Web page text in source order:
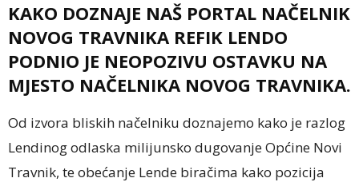
KAKO DOZNAJE NAŠ PORTAL NAČELNIK
NOVOG TRAVNIKA REFIK LENDO
PODNIO JE NEOPOZIVU OSTAVKU NA
MJESTO NAČELNIKA NOVOG TRAVNIKA.
Od izvora bliskih načelniku doznajemo kako je razlog
Lendinog odlaska milijunsko dugovanje Općine Novi
Travnik, te obećanje Lende biračima kako pozicija